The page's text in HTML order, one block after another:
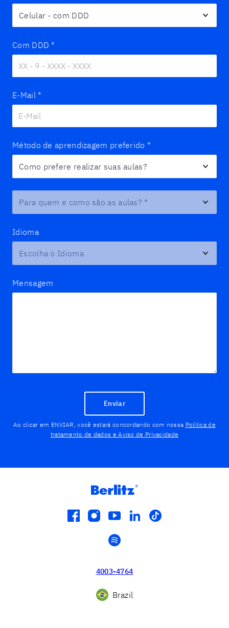
Com DDD *
E-Mail *
Método de aprendizagem preferido *
Idioma
Mensagem
Enviar
Ao clicar em ENVIAR, você estará concordando com nossa Política de
tratamento de dados e Aviso de Privacidade
facebook
instagram
youtube
linkedin
tiktok
spotify
4003-4764
Brazil